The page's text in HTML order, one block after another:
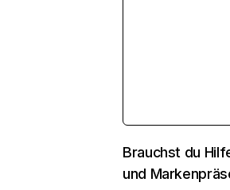
Brauchst du
und